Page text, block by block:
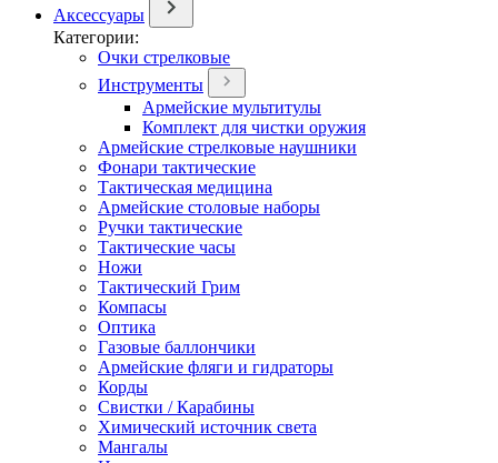
Аксессуары
Категории:
Очки стрелковые
Инструменты
Армейские мультитулы
Комплект для чистки оружия
Армейские стрелковые наушники
Фонари тактические
Тактическая медицина
Армейские столовые наборы
Ручки тактические
Тактические часы
Ножи
Тактический Грим
Компасы
Оптика
Газовые баллончики
Армейские фляги и гидраторы
Корды
Свистки / Карабины
Химический источник света
Мангалы